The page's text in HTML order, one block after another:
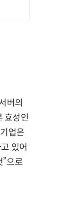
버의
효성인
업은
있어
”으로